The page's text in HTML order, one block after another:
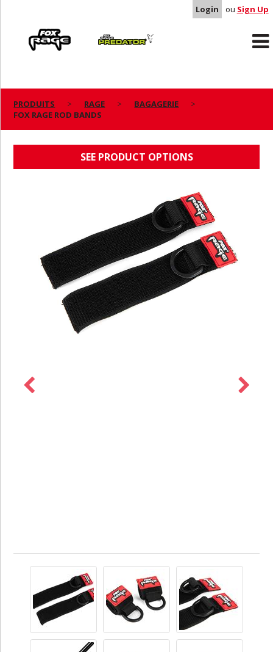
Login ou Sign Up
Predator
PRODUITS RAGE
BAGAGERIE
FOX RAGE ROD BANDS
SEE PRODUCT OPTIONS